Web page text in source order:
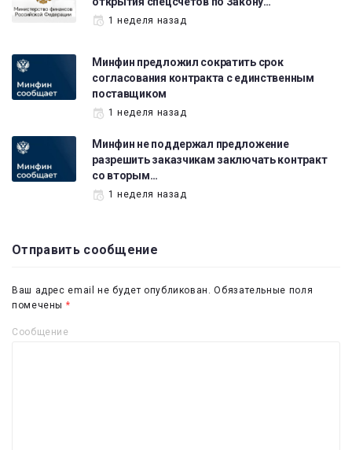
1 неделя назад
Минфин предложил сократить срок
согласования контракта с единственным
поставщиком
1 неделя назад
Минфин не поддержал предложение
разрешить заказчикам заключать контракт
со вторым…
1 неделя назад
Отправить сообщение
Ваш адрес email не будет опубликован. Обязательные поля
помечены *
Сообщение